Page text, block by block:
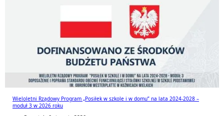
Wieloletni Rządowy Program „Posiłek w szkole i w domu” na lata 2024-2028 –
moduł 3 w 2026 roku